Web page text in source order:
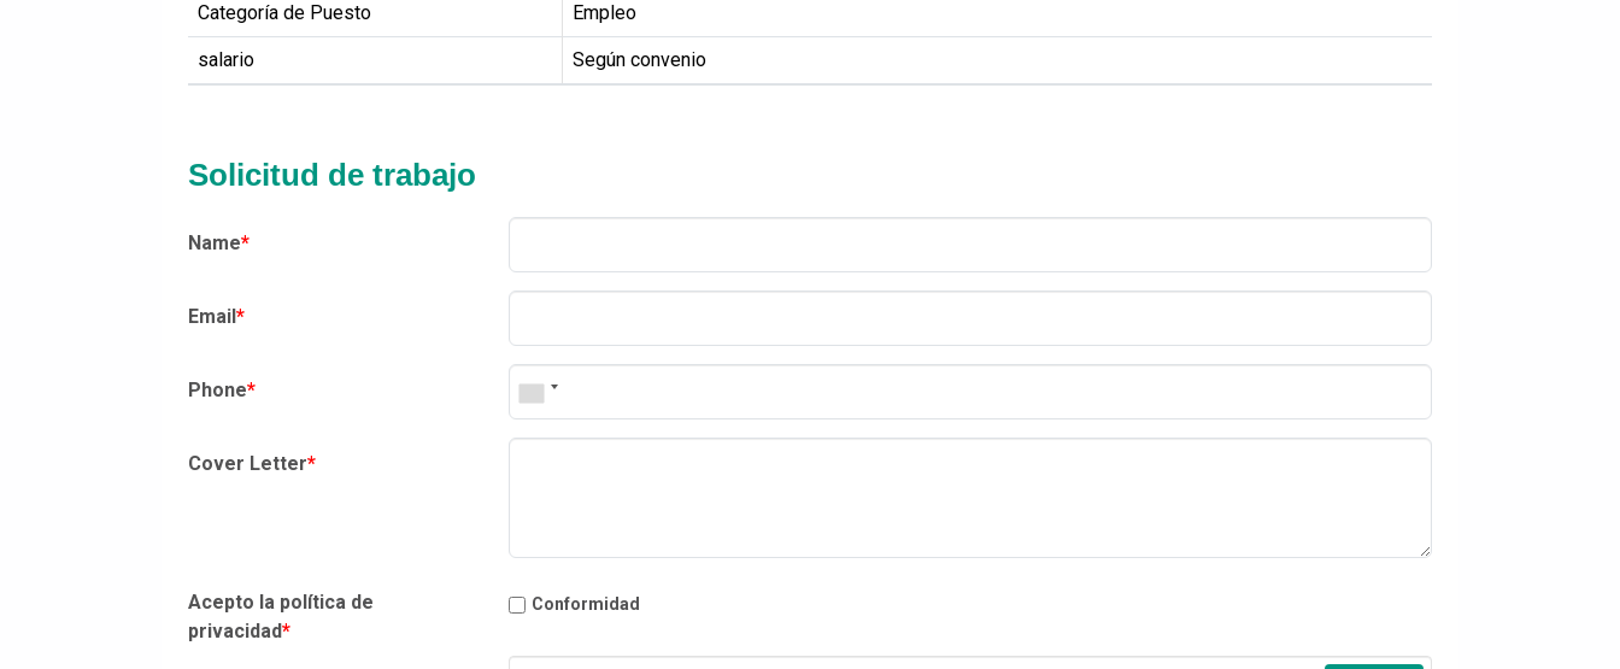
Categoría de Puesto Empleo
salario Según convenio
Solicitud de trabajo
Name*
Email *
Phone*
Cover Letter*
Acepto la política de
privacidad*
Conformidad